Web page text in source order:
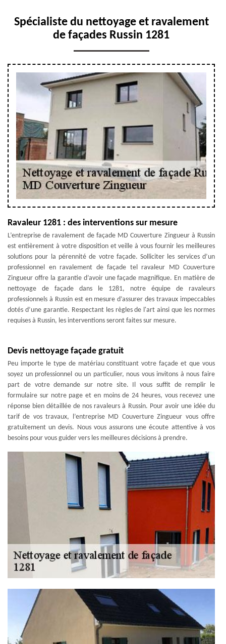
Spécialiste du nettoyage et ravalement
de façades Russin 1281
Ravaleur 1281 : des interventions sur mesure
L’entreprise de ravalement de façade MD Couverture Zingueur à Russin
est entièrement à votre disposition et veille à vous fournir les meilleures
solutions pour la pérennité de votre façade. Solliciter les services d’un
professionnel en ravalement de façade tel ravaleur MD Couverture
Zingueur offre la garantie d’avoir une façade magnifique. En matière de
nettoyage de façade dans le 1281, notre équipe de ravaleurs
professionnels à Russin est en mesure d’assurer des travaux impeccables
dotés d’une garantie. Respectant les règles de l'art ainsi que les normes
requises à Russin, les interventions seront faites sur mesure.
Devis nettoyage façade gratuit
Peu importe le type de matériau constituant votre façade et que vous
soyez un professionnel ou un particulier, nous vous invitons à nous faire
part de votre demande sur notre site. Il vous suffit de remplir le
formulaire sur notre page et en moins de 24 heures, vous recevez une
réponse bien détaillée de nos ravaleurs à Russin. Pour avoir une idée du
tarif de vos travaux, l’entreprise MD Couverture Zingueur vous offre
gratuitement un devis. Nous vous assurons une écoute attentive à vos
besoins pour vous guider vers les meilleures décisions à prendre.